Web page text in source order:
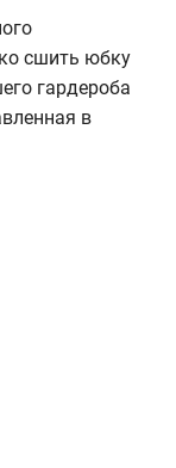
сшить юбку
гардероба
​​в